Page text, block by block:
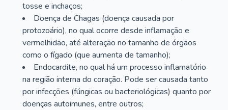
tosse e inchaços;
Doença de Chagas (doença causada por
protozoário), no qual ocorre desde inflamação e
vermelhidão, até alteração no tamanho de órgãos
como o fígado (que aumenta de tamanho);
Endocardite, no qual há um processo inflamatório
na região interna do coração. Pode ser causada tanto
por infecções (fúngicas ou bacteriológicas) quanto por
doenças autoimunes, entre outros;